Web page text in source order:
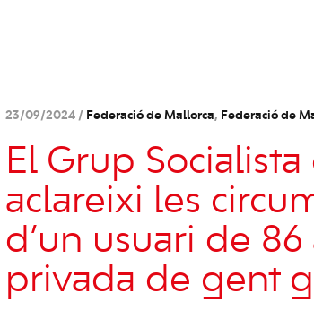
23/09/2024 / Federació de Mallorca, Federació de
El Grup
aclareixi les
d’un usuari de
privada de gent